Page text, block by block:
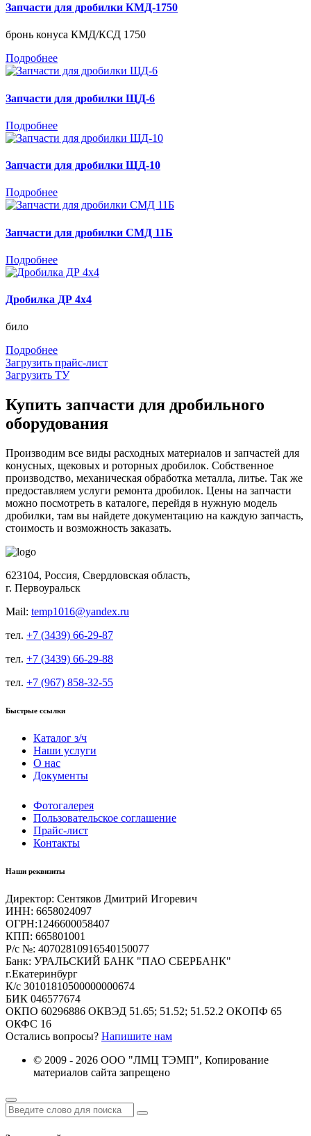
Запчасти для дробилки КМД-1750
бронь конуса КМД/КСД 1750
Подробнее
Запчасти для дробилки ЩД-6
Подробнее
Запчасти для дробилки ЩД-10
Подробнее
Запчасти для дробилки СМД 11Б
Подробнее
Дробилка ДР 4х4
било
Подробнее
Загрузить прайс-лист
Загрузить ТУ
Купить запчасти для дробильного
оборудования
Производим все виды расходных материалов и запчастей для
конусных, щековых и роторных дробилок. Собственное
производство, механическая обработка металла, литье. Так же
предоставляем услуги ремонта дробилок. Цены на запчасти
можно посмотреть в каталоге, перейдя в нужную модель
дробилки, там вы найдете документацию на каждую запчасть,
стоимость и возможность заказать.
623104, Россия, Свердловская область,
г. Первоуральск
Mail: temp1016@yandex.ru
тел. +7 (3439) 66-29-87
тел. +7 (3439) 66-29-88
тел. +7 (967) 858-32-55
Быстрые ссылки
Каталог з/ч
Наши услуги
О нас
Документы
Фотогалерея
Пользовательское соглашение
Прайс-лист
Контакты
Наши реквизиты
Директор: Сентяков Дмитрий Игоревич
ИНН: 6658024097
ОГРН:1246600058407
КПП: 665801001
Р/с №: 40702810916540150077
Банк: УРАЛЬСКИЙ БАНК "ПАО СБЕРБАНК"
г.Екатеринбург
К/с 30101810500000000674
БИК 046577674
ОКПО 60296886 ОКВЭД 51.65; 51.52; 51.52.2 ОКОПФ 65
ОКФС 16
Остались вопросы? Напишите нам
© 2009 - 2026 ООО "ЛМЦ ТЭМП", Копирование
материалов сайта запрещено